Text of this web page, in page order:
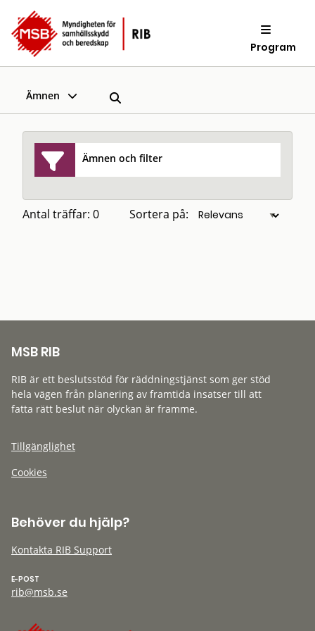
Program
Ämnen
Ämnen och filter
Antal träffar: 0 Sortera på:
MSB RIB
RIB är ett beslutsstöd för räddningstjänst som ger stöd
hela vägen från planering av framtida insatser till att
fatta rätt beslut när olyckan är framme.
Tillgänglighet
Cookies
Behöver du hjälp?
Kontakta RIB Support
E-POST
rib@msb.se